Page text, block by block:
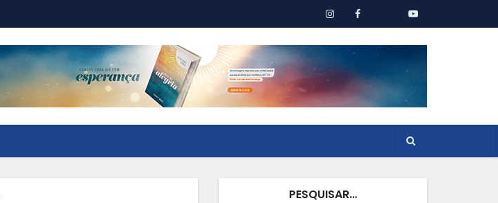
PESQUISAR…